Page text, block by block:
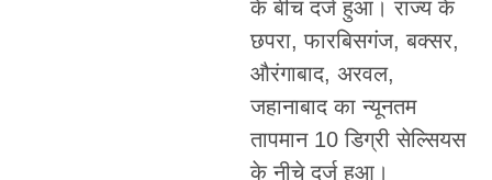
के बीच दर्ज हुआ। राज्य के
छपरा, फारबिसगंज, बक्सर,
औरंगाबाद, अरवल,
जहानाबाद का न्यूनतम
तापमान 10 डिग्री सेल्सियस
के नीचे दर्ज हुआ।